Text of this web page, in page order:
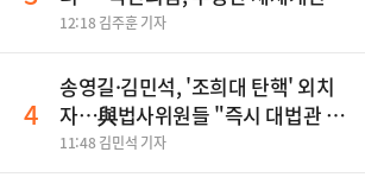
맹폭
12:18 김주훈 기자
4
송영길·김민석, '조희대 탄핵' 외치
자…與법사위원들 "즉시 대법관 제
청하라"
11:48 김민석 기자